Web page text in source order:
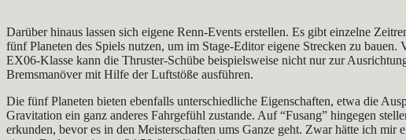
Darüber hinaus lassen sich eigene Renn-Events erstellen. Es gibt einzelne
fünf Planeten des Spiels nutzen, um im Stage-Editor eigene Strecken zu
EX06-Klasse kann die Thruster-Schübe beispielsweise nicht nur zur
Bremsmanöver mit Hilfe der Luftstöße ausführen.
Die fünf Planeten bieten ebenfalls unterschiedliche Eigenschaften, etwa die
Gravitation ein ganz anderes Fahrgefühl zustande. Auf “Fusang” hingegen
erkunden, bevor es in den Meisterschaften ums Ganze geht. Zwar hätte ich